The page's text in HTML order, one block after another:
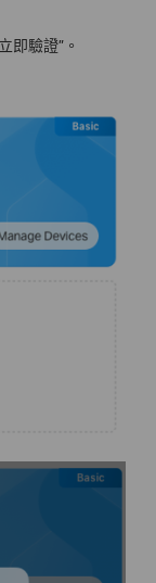
即驗證”。